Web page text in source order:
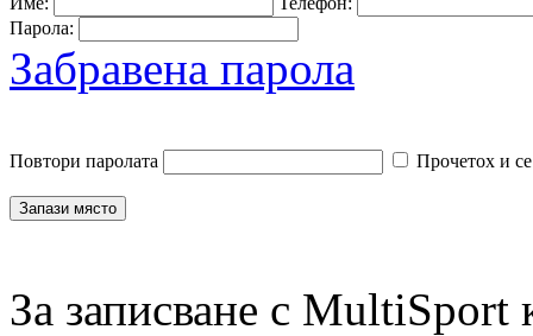
Парола:
Забравена парола
Повтори паролата Прочетох и
За записване с MultiSport